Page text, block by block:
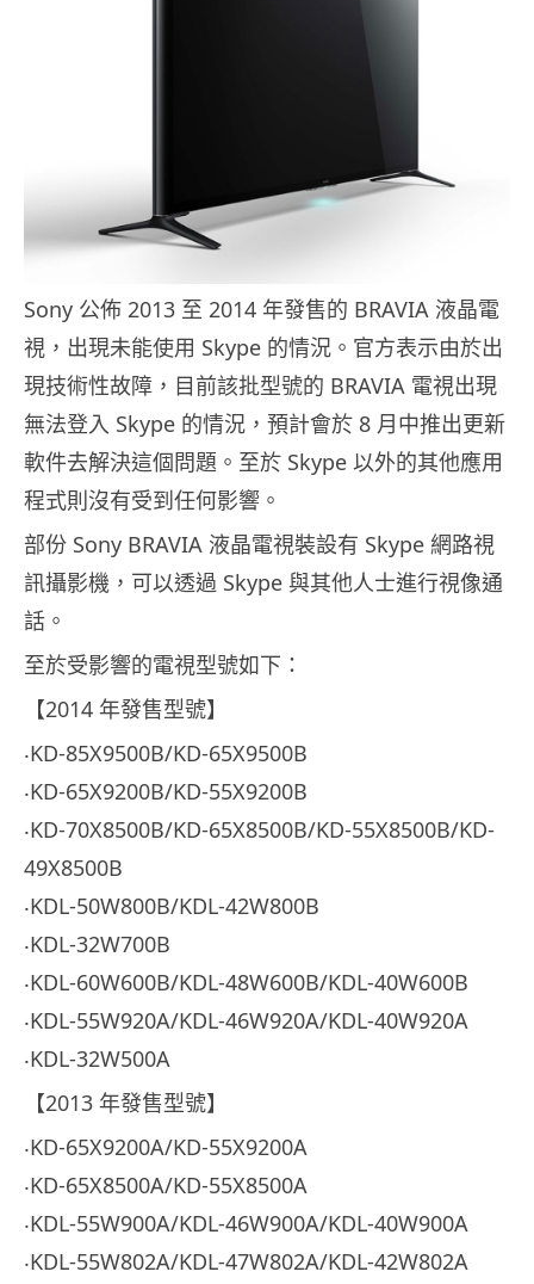
Sony 公佈 2013 至 2014 年發售的 BRAVIA 液晶電
視，出現未能使用 Skype 的情況。官方表示由於出
現技術性故障，目前該批型號的 BRAVIA 電視出現
無法登入 Skype 的情況，預計會於 8 月中推出更新
軟件去解決這個問題。至於 Skype 以外的其他應用
程式則沒有受到任何影響。
部份 Sony BRAVIA 液晶電視裝設有 Skype 網路視
訊攝影機，可以透過 Skype 與其他人士進行視像通
話。
至於受影響的電視型號如下：
【2014 年發售型號】
‧KD-85X9500B/KD-65X9500B
‧KD-65X9200B/KD-55X9200B
‧KD-70X8500B/KD-65X8500B/KD-55X8500B/KD-
49X8500B
‧KDL-50W800B/KDL-42W800B
‧KDL-32W700B
‧KDL-60W600B/KDL-48W600B/KDL-40W600B
‧KDL-55W920A/KDL-46W920A/KDL-40W920A
‧KDL-32W500A
【2013 年發售型號】
‧KD-65X9200A/KD-55X9200A
‧KD-65X8500A/KD-55X8500A
‧KDL-55W900A/KDL-46W900A/KDL-40W900A
‧KDL-55W802A/KDL-47W802A/KDL-42W802A